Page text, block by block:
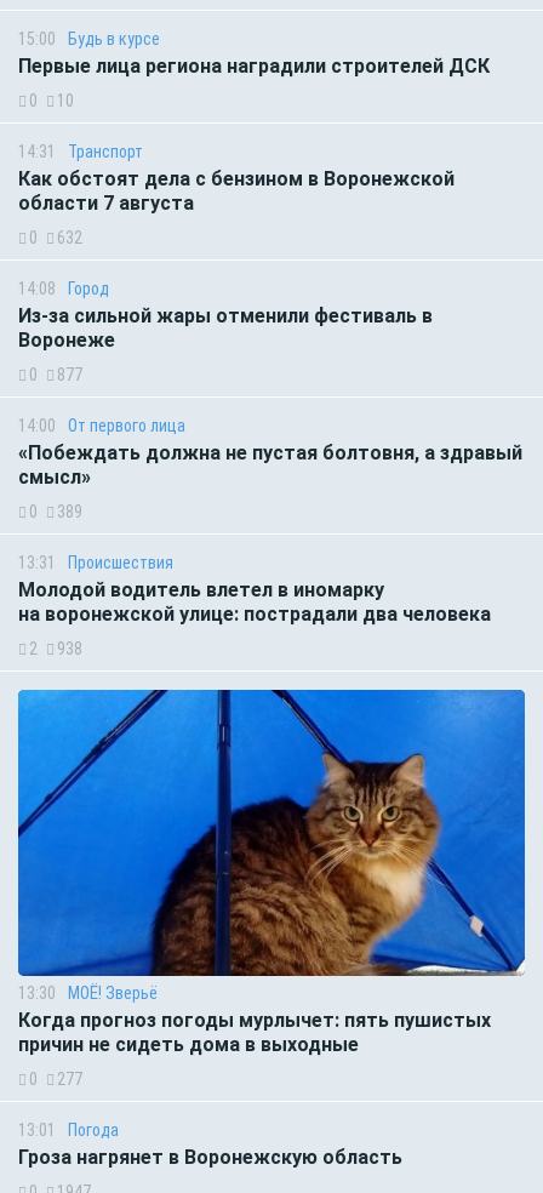
15:00 Будь в курсе
Первые лица региона наградили строителей ДСК
0 10
14:31 Транспорт
Как обстоят дела с бензином в Воронежской
области 7 августа
0 632
14:08 Город
Из-за сильной жары отменили фестиваль в
Воронеже
0 877
14:00 От первого лица
«Побеждать должна не пустая болтовня, а здравый
смысл»
0 389
13:31 Происшествия
Молодой водитель влетел в иномарку
на воронежской улице: пострадали два человека
2 938
13:30 МОЁ! Зверьё
Когда прогноз погоды мурлычет: пять пушистых
причин не сидеть дома в выходные
0 277
13:01 Погода
Гроза нагрянет в Воронежскую область